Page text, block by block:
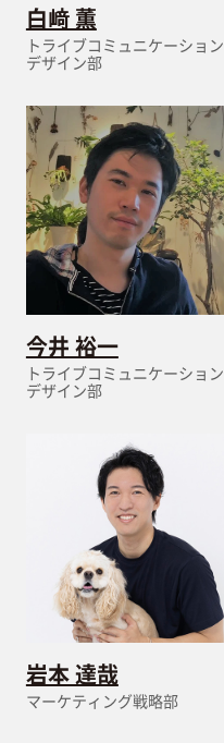
白﨑 薫
トライブコミュニケーション
デザイン部
今井 裕一
トライブコミュニケーション
デザイン部
岩本 達哉
マーケティング戦略部